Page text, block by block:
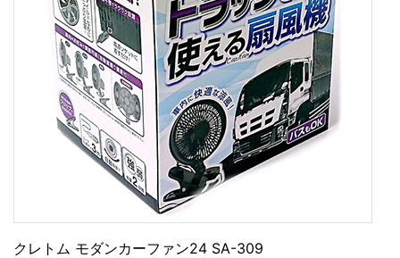
クレトム モダンカーファン24 SA-309